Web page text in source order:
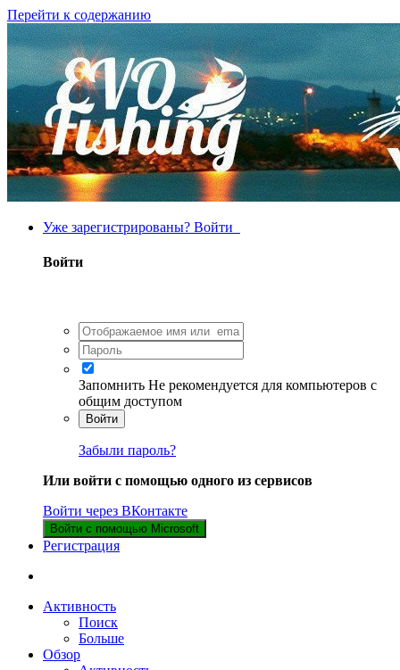
Перейти к содержанию
Уже зарегистрированы? Войти
Войти
Запомнить Не рекомендуется для компьютеров с
общим доступом
Войти
Забыли пароль?
Или войти с помощью одного из сервисов
Войти через ВКонтакте
Войти с помощью Microsoft
Регистрация
Активность
Поиск
Больше
Обзор